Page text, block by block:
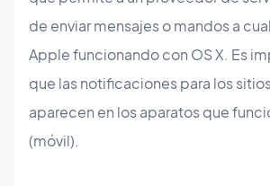
de enviar mensajes o mandos a
Apple funcionando con OS X. Es
que las notificaciones para los
aparecen en los aparatos que
(móvil).